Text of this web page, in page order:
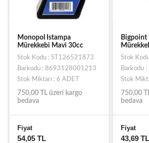
Monopol Istampa
Mürekkebi Mavi 30cc
Stok Kodu : ST126521873
Barkodu : 8693128001213
Stok Miktarı : 6 ADET
750,00 TL üzeri kargo
bedava
Fiyat
54,05 TL
Bigpoint
Stok
Barkodu
Stok
750,00
bedava
Fiyat
43,69 TL